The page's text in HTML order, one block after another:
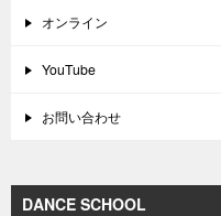
オンライン
YouTube
お問い合わせ
DANCE SCHOOL